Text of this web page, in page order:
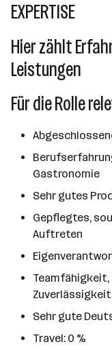
EXPERTISE
Hier zählt
Leistungen
Für die Rolle
Gastronomie
Sehr gutes
Gepflegtes,
Auftreten
Zuverlässigkeit
Sehr gute
Travel: 0 %